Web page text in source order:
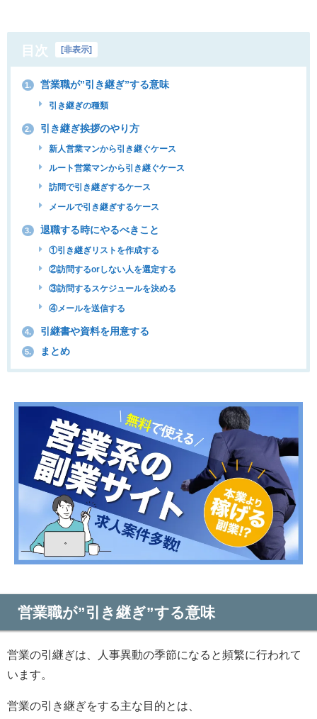
目次 非表示
1. 営業職が”引き継ぎ”する意味
引き継ぎの種類
2. 引き継ぎ挨拶のやり方
新人営業マンから引き継ぐケース
ルート営業マンから引き継ぐケース
訪問で引き継ぎするケース
メールで引き継ぎするケース
3. 退職する時にやるべきこと
①引き継ぎリストを作成する
②訪問するorしない人を選定する
③訪問するスケジュールを決める
④メールを送信する
4. 引継書や資料を用意する
5. まとめ
営業職が”引き継ぎ”する意味
営業の引継ぎは、人事異動の季節になると頻繁に行われて
います。
営業の引き継ぎをする主な目的とは、